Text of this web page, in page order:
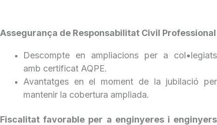
Assegurança de Responsabilitat Civil Professional
Descompte en ampliacions per a col•legiats
amb certificat AQPE.
Avantatges en el moment de la jubilació per
mantenir la cobertura ampliada.
Fiscalitat favorable per a enginyeres i enginyers